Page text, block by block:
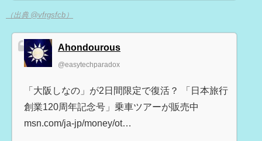
（出典 @vfrgsfcb）
Ahondourous
@easytechparadox
「大阪しなの」が2日間限定で復活？ 「日本旅行
創業120周年記念号」乗車ツアーが販売中
msn.com/ja-jp/money/ot…